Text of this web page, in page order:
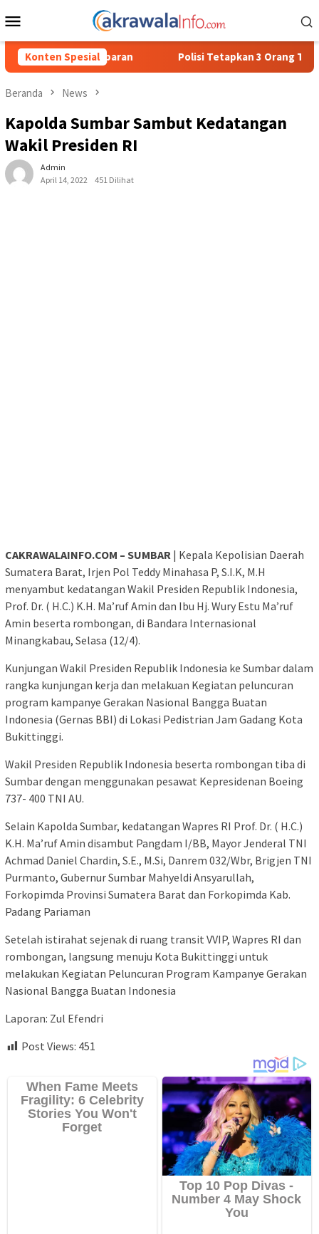
ke
Mobile
Konten Spesial
Polisi Tetapkan 3 Orang Tersangka Baru Kasus
Beranda News
Kapolda Sumbar Sambut Kedatangan
Wakil Presiden RI
Admin
April 14, 2022
451 Dilihat
CAKRAWALAINFO.COM – SUMBAR | Kepala Kepolisian Daerah
Sumatera Barat, Irjen Pol Teddy Minahasa P, S.I.K, M.H
menyambut kedatangan Wakil Presiden Republik Indonesia,
Prof. Dr. ( H.C.) K.H. Ma’ruf Amin dan Ibu Hj. Wury Estu Ma’ruf
Amin beserta rombongan, di Bandara Internasional
Minangkabau, Selasa (12/4).
Kunjungan Wakil Presiden Republik Indonesia ke Sumbar dalam
rangka kunjungan kerja dan melakuan Kegiatan peluncuran
program kampanye Gerakan Nasional Bangga Buatan
Indonesia (Gernas BBI) di Lokasi Pedistrian Jam Gadang Kota
Bukittinggi.
Wakil Presiden Republik Indonesia beserta rombongan tiba di
Sumbar dengan menggunakan pesawat Kepresidenan Boeing
737- 400 TNI AU.
Selain Kapolda Sumbar, kedatangan Wapres RI Prof. Dr. ( H.C.)
K.H. Ma’ruf Amin disambut Pangdam I/BB, Mayor Jenderal TNI
Achmad Daniel Chardin, S.E., M.Si, Danrem 032/Wbr, Brigjen TNI
Purmanto, Gubernur Sumbar Mahyeldi Ansyarullah,
Forkopimda Provinsi Sumatera Barat dan Forkopimda Kab.
Padang Pariaman
Setelah istirahat sejenak di ruang transit VVIP, Wapres RI dan
rombongan, langsung menuju Kota Bukittinggi untuk
melakukan Kegiatan Peluncuran Program Kampanye Gerakan
Nasional Bangga Buatan Indonesia
Laporan: Zul Efendri
Post Views: 451